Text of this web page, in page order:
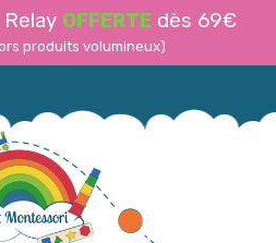
Relay OFFERTE dès 69€
produits volumineux)